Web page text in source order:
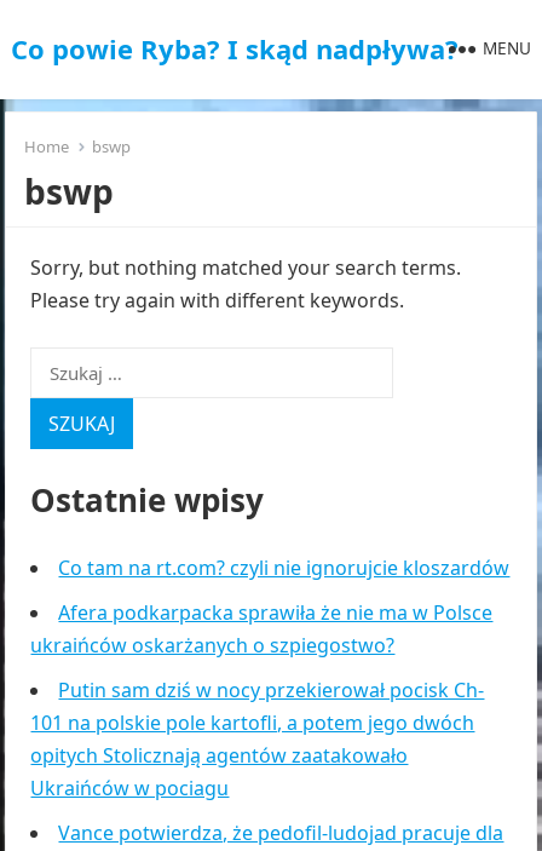
Co powie Ryba? I skąd nadpływa? MENU
Home bswp
bswp
Sorry, but nothing matched your search terms.
Please try again with different keywords.
Szukaj:
Ostatnie wpisy
Co tam na rt.com? czyli nie ignorujcie kloszardów
Afera podkarpacka sprawiła że nie ma w Polsce
ukraińców oskarżanych o szpiegostwo?
Putin sam dziś w nocy przekierował pocisk Ch-
101 na polskie pole kartofli, a potem jego dwóch
opitych Stolicznają agentów zaatakowało
Ukraińców w pociagu
Vance potwierdza, że pedofil-ludojad pracuje dla